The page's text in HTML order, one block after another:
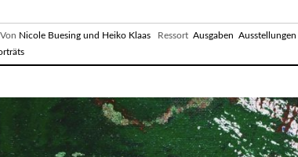
Von Nicole Buesing und Heiko Klaas Ressort Ausgaben Ausstellungen